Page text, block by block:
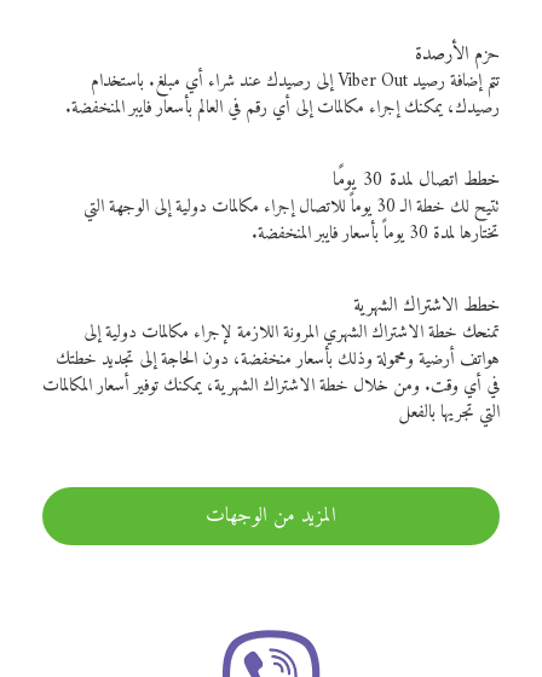
حزم الأرصدة
تتم إضافة رصيد Viber Out إلى رصيدك عند شراء أي مبلغ. باستخدام
رصيدك، يمكنك إجراء مكالمات إلى أي رقم في العالم بأسعار فايبر المنخفضة.
خطط اتصال لمدة 30 يومًا
تتيح لك خطة الـ 30 يوماً للاتصال إجراء مكالمات دولية إلى الوجهة التي
تختارها لمدة 30 يوماً بأسعار فايبر المنخفضة.
خطط الاشتراك الشهرية
تمنحك خطة الاشتراك الشهري المرونة اللازمة لإجراء مكالمات دولية إلى
هواتف أرضية ومحمولة وذلك بأسعار منخفضة، دون الحاجة إلى تجديد خطتك
في أي وقت. ومن خلال خطة الاشتراك الشهرية، يمكنك توفير أسعار المكالمات
التي تجريها بالفعل
المزيد من الوجهات